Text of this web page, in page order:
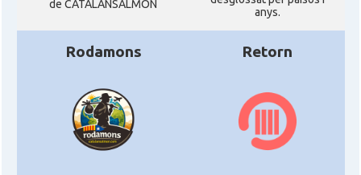
de CATALANSALMON
anys.
Rodamons Retorn